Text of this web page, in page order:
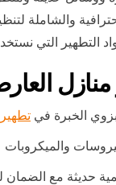
والشاملة
التطهير التي
الخبرة في
والميكروبات
حديثة مع الضمان